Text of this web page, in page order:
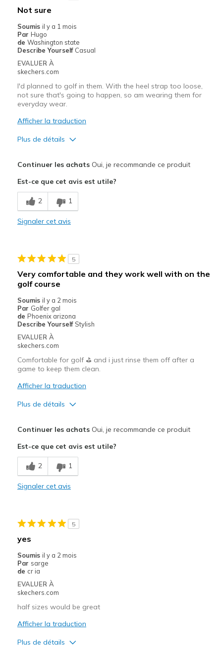
Not sure
Soumis il y a 1 mois
Par Hugo
de Washington state
Describe Yourself Casual
EVALUER À
skechers.com
I'd planned to golf in them. With the heel strap too loose,
not sure that's going to happen, so am wearing them for
everyday wear.
Afficher la traduction
Plus de détails
Breathe Well
Comfortable
Le contre
I wish the heel had an adjustable strap.
Les meilleures utilisations
Casual Wear
Golf
Sizing
Feels true to size
View On Shoes
Shoes are for Wearing
Continuer les achatsOui, je recommande ce produit
Est-ce que cet avis est utile?
2 1
Signaler cet avis
5
Very comfortable and they work well with on the
golf course
Soumis il y a 2 mois
Par Golfer gal
de Phoenix arizona
Describe Yourself Stylish
EVALUER À
skechers.com
Comfortable for golf ⛳️ and i just rinse them off after a
game to keep them clean.
Afficher la traduction
Plus de détails
Comfortable
Durable
Sizing
Feels true to size
View On Shoes
Continuer les achatsOui, je recommande ce produit
Est-ce que cet avis est utile?
2 1
Signaler cet avis
5
yes
Soumis il y a 2 mois
Par sarge
de cr ia
EVALUER À
skechers.com
half sizes would be great
Afficher la traduction
Plus de détails